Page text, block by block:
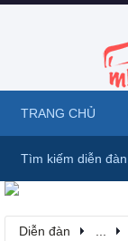
Diễn đàn
TRANG CHỦ
Tìm kiếm diễn đàn